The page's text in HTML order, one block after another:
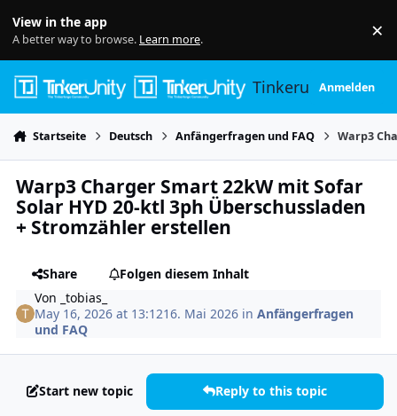
View in the app
A better way to browse. Learn more. ×
TinkerunityAnmelden
Startseite Deutsch Anfängerfragen und FAQ Warp3
Warp3 Charger Smart 22kW mit Sofar
Solar HYD 20-ktl 3ph Überschussladen
+ Stromzähler erstellen
Share
Folgen diesem Inhalt
Von _tobias_
May 16, 2026 at 13:1216. Mai 2026 inAnfängerfragen
und FAQ
Start new topic Reply to this topic